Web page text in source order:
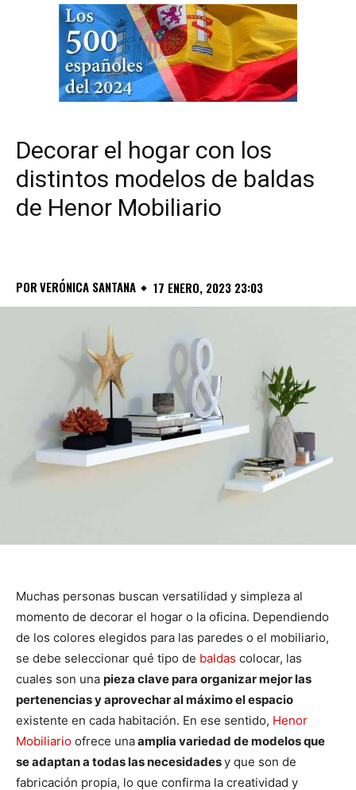
Decorar el hogar con los
distintos modelos de baldas
de Henor Mobiliario
PORVERÓNICA SANTANA 17 ENERO, 2023 23:03
Muchas personas buscan versatilidad y simpleza al
momento de decorar el hogar o la oficina. Dependiendo
de los colores elegidos para las paredes o el mobiliario,
se debe seleccionar qué tipo de baldas colocar, las
cuales son una pieza clave para organizar mejor las
pertenencias y aprovechar al máximo el espacio
existente en cada habitación. En ese sentido, Henor
Mobiliario ofrece unaamplia variedad de modelos que
se adaptan a todas las necesidadesy que son de
fabricación propia, lo que confirma la creatividad y